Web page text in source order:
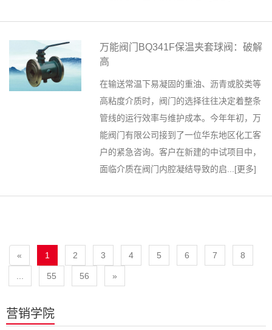
万能阀门BQ341F保温夹套球阀：破解
高
在输送常温下易凝固的重油、沥青或胶类等
高粘度介质时，阀门的选择往往决定着整条
管线的运行效率与维护成本。今年年初，万
能阀门有限公司接到了一位华东地区化工客
户的紧急咨询。客户在新建的中试项目中，
面临介质在阀门内腔凝结导致的启...[更多]
« 1 2 3 4 5 6 7 8
55 56 »
营销学院